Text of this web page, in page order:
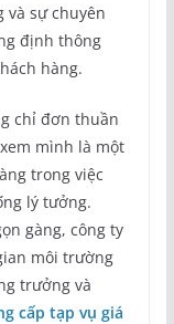
và sự chuyên
định thông
hàng.
chỉ đơn thuần
mình là một
trong việc
lý tưởng.
gàng, công ty
môi trường
trưởng và
cấp tạp vụ giá